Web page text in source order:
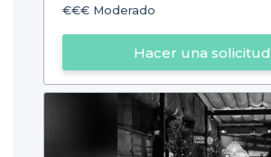
€€€ Moderado
Hacer una solicitud